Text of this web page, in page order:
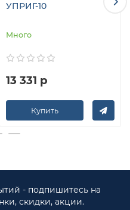
м для подключения к
На блок
ГК ТСС
частей, проведение
обслуживания,
УПРИГ-10
Много
13 331 р
Купить
- подпишитесь на
скидки, акции.